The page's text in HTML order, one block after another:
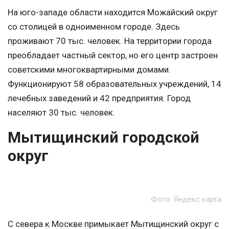
На юго-западе области находится Можайский округ
со столицей в одноименном городе. Здесь
проживают 70 тыс. человек. На территории города
преобладает частный сектор, но его центр застроен
советскими многоквартирными домами.
Функционируют 58 образовательных учреждений, 14
лечебных заведений и 42 предприятия. Город
населяют 30 тыс. человек.
Мытищинский городской
округ
Фото: Яндекс карта
С севера к Москве примыкает Мытищинский округ с